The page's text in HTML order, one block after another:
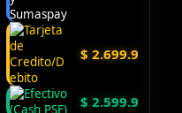
$ 2.699.900
$ 2.599.900